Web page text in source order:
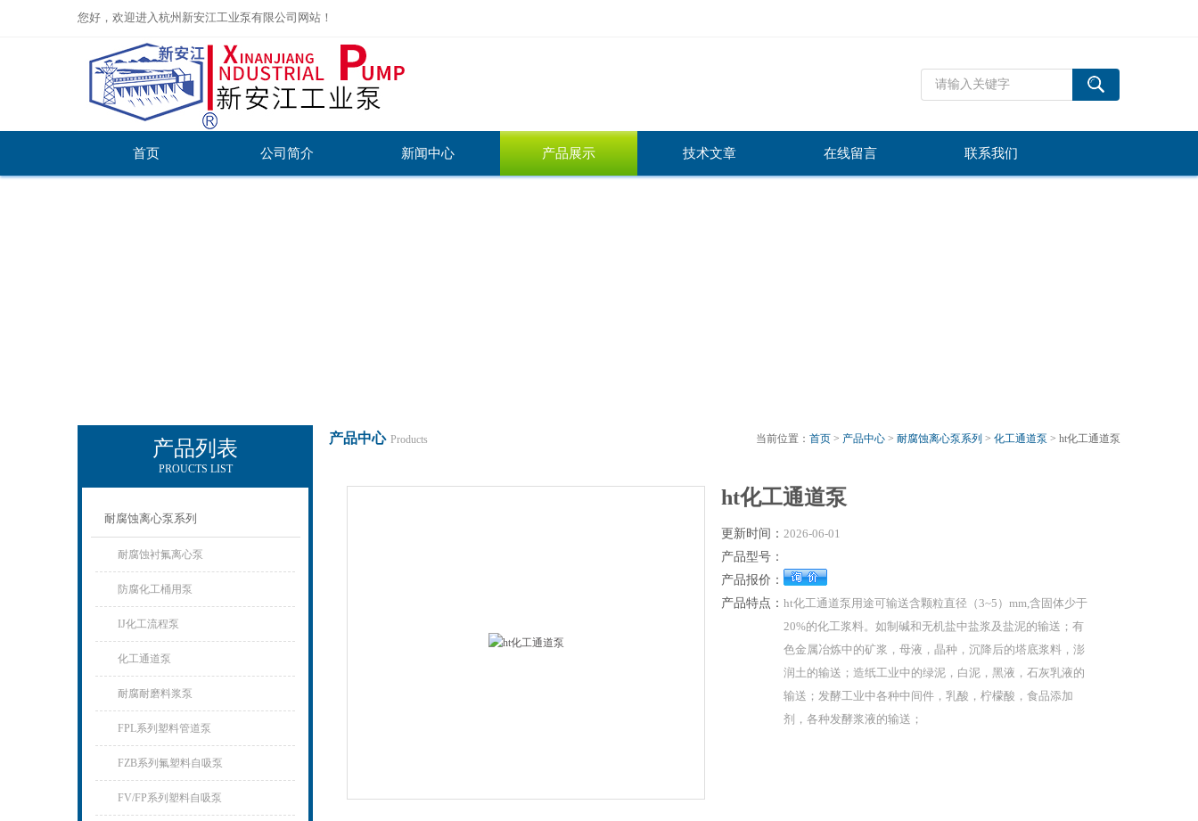
您好，欢迎进入杭州新安江工业泵有限公司网站！
首页 公司简介 新闻中心 产品展示 技术文章 在线留言 联系我们
产品列表
PROUCTS LIST
耐腐蚀离心泵系列
耐腐蚀衬氟离心泵
防腐化工桶用泵
IJ化工流程泵
化工通道泵
耐腐耐磨料浆泵
FPL系列塑料管道泵
FZB系列氟塑料自吸泵
FV/FP系列塑料自吸泵
产品中心 Products 当前位置： 首页 > 产品中心 > 耐腐蚀离心泵系列 > 化工通道泵 > ht化工通道泵
ht化工通道泵
更新时间： 2026-06-01
产品型号：
产品报价：
产品特点： ht化工通道泵用途可输送含颗粒直径（3~5）mm,含固体少于
20%的化工浆料。如制碱和无机盐中盐浆及盐泥的输送；有
色金属冶炼中的矿浆，母液，晶种，沉降后的塔底浆料，澎
润土的输送；造纸工业中的绿泥，白泥，黑液，石灰乳液的
输送；发酵工业中各种中间件，乳酸，柠檬酸，食品添加
剂，各种发酵浆液的输送；